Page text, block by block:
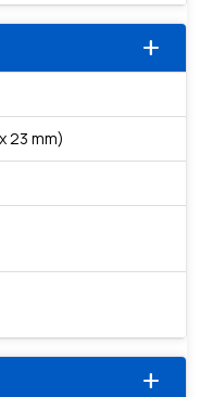
add
23 mm)
add